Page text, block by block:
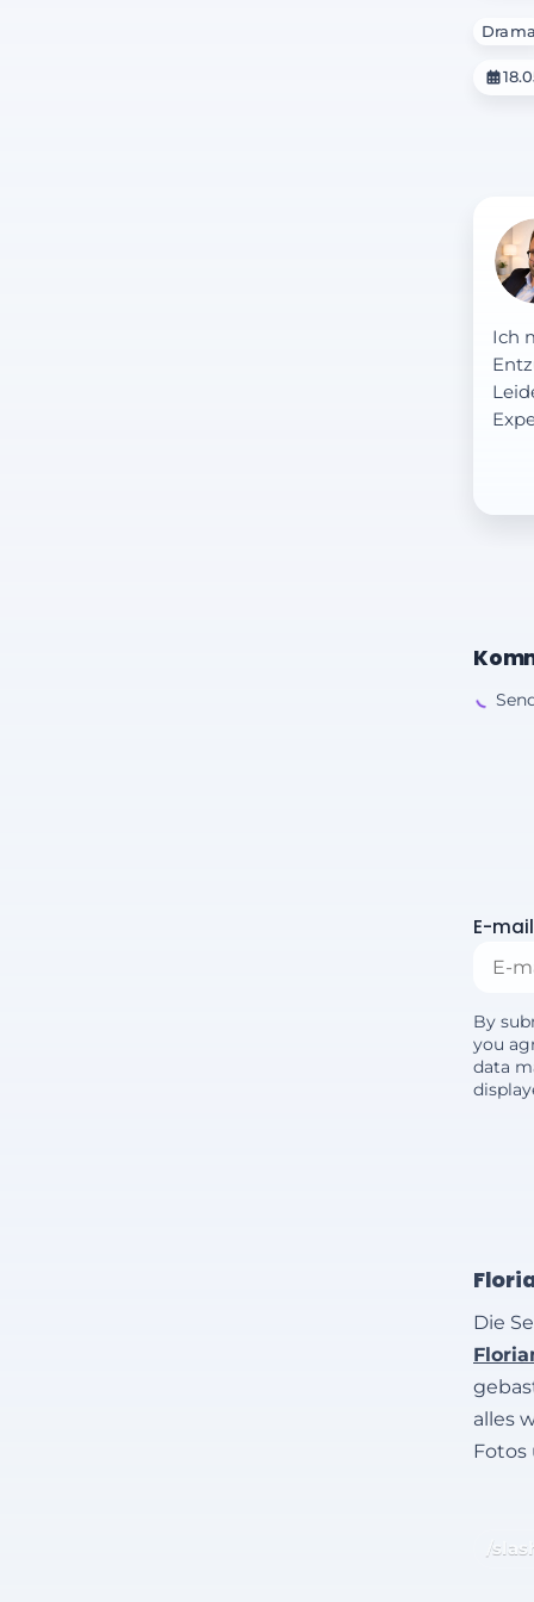
Drama
Ich
E-mail
By
you
data
Die
alles
Fotos
/